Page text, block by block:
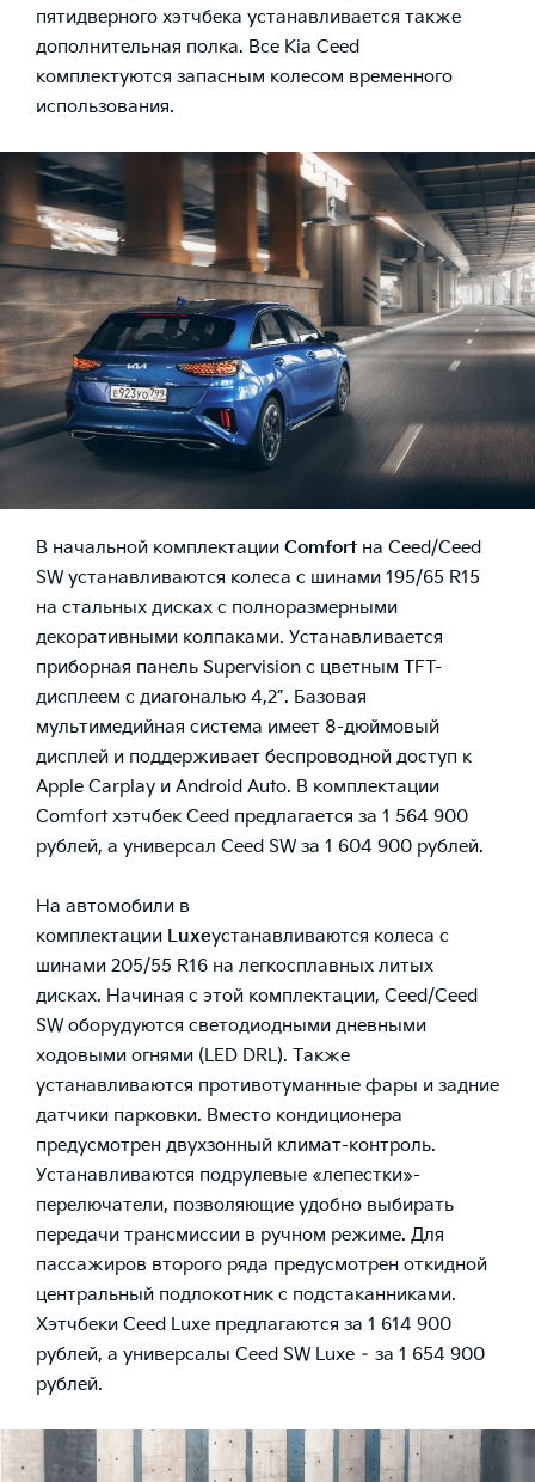
пятидверного хэтчбека устанавливается также
дополнительная полка. Все Kia Ceed
комплектуются запасным колесом временного
использования.
В начальной комплектации Comfort на Ceed/Ceed
SW устанавливаются колеса с шинами 195/65 R15
на стальных дисках с полноразмерными
декоративными колпаками. Устанавливается
приборная панель Supervision с цветным TFT-
дисплеем с диагональю 4,2”. Базовая
мультимедийная система имеет 8-дюймовый
дисплей и поддерживает беспроводной доступ к
Apple Carplay и Android Auto. В комплектации
Comfort хэтчбек Ceed предлагается за 1 564 900
рублей, а универсал Ceed SW за 1 604 900 рублей.
На автомобили в
комплектации Luxeустанавливаются колеса с
шинами 205/55 R16 на легкосплавных литых
дисках. Начиная с этой комплектации, Ceed/Ceed
SW оборудуются светодиодными дневными
ходовыми огнями (LED DRL). Также
устанавливаются противотуманные фары и задние
датчики парковки. Вместо кондиционера
предусмотрен двухзонный климат-контроль.
Устанавливаются подрулевые «лепестки»-
перелючатели, позволяющие удобно выбирать
передачи трансмиссии в ручном режиме. Для
пассажиров второго ряда предусмотрен откидной
центральный подлокотник с подстаканниками.
Хэтчбеки Ceed Luxe предлагаются за 1 614 900
рублей, а универсалы Ceed SW Luxe – за 1 654 900
рублей.